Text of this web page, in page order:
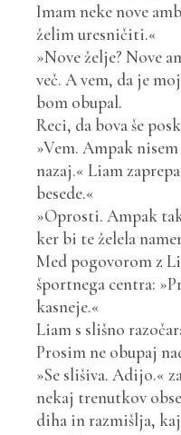
Imam neke nove
želim uresničiti.«
»Nove želje? Nove
več. A vem, da je
bom obupal.
Reci, da bova še
»Vem. Ampak
nazaj.« Liam
besede.«
»Oprosti. Ampak
ker bi te želela
Med pogovorom z
športnega centra:
kasneje.«
Liam s slišno
Prosim ne obupaj
»Se slišiva. Adijo.«
nekaj trenutkov
diha in razmišlja,